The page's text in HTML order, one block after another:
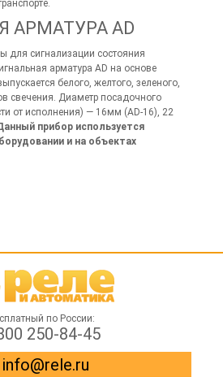
АРМАТУРА AD
для сигнализации состояния
арматура AD на основе
белого, желтого, зеленого,
свечения. Диаметр посадочного
от исполнения) — 16мм (AD-16), 22
прибор используется
и на объектах
по России:
250-84-45
info@rele.ru